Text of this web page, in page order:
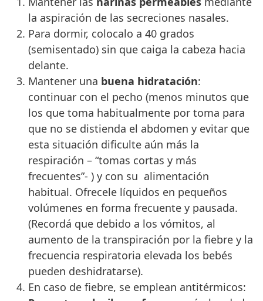
la aspiración de las secreciones nasales.
Para dormir, colocalo a 40 grados
(semisentado) sin que caiga la cabeza hacia
delante.
Mantener una buena hidratación:
continuar con el pecho (menos minutos que
los que toma habitualmente por toma para
que no se distienda el abdomen y evitar que
esta situación dificulte aún más la
respiración – “tomas cortas y más
frecuentes”- ) y con su alimentación
habitual. Ofrecele líquidos en pequeños
volúmenes en forma frecuente y pausada.
(Recordá que debido a los vómitos, al
aumento de la transpiración por la fiebre y la
frecuencia respiratoria elevada los bebés
pueden deshidratarse).
En caso de fiebre, se emplean antitérmicos: